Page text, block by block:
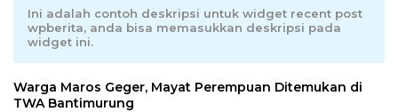
Ini adalah contoh deskripsi untuk widget recent post
wpberita, anda bisa memasukkan deskripsi pada
widget ini.
Warga Maros Geger, Mayat Perempuan Ditemukan di
TWA Bantimurung